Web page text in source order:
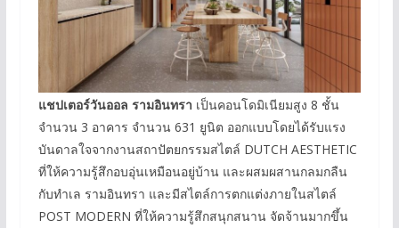
แชปเตอร์วันออล รามอินทรา เป็นคอนโดมิเนียมสูง 8 ชั้น
จำนวน 3 อาคาร จำนวน 631 ยูนิต ออกแบบโดยได้รับแรง
บันดาลใจจากงานสถาปัตยกรรมสไตล์ DUTCH AESTHETIC
ที่ให้ความรู้สึกอบอุ่นเหมือนอยู่บ้าน และผสมผสานกลมกลืน
กับทำเล รามอินทรา และมีสไตล์การตกแต่งภายในสไตล์
POST MODERN ที่ให้ความรู้สึกสนุกสนาน จัดจ้านมากขึ้น